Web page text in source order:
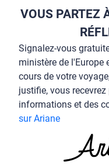
VOUS PARTEZ
Signalez-vous
ministère de l'Europe
cours de votre
justifie, vous
informations et des
sur Ariane